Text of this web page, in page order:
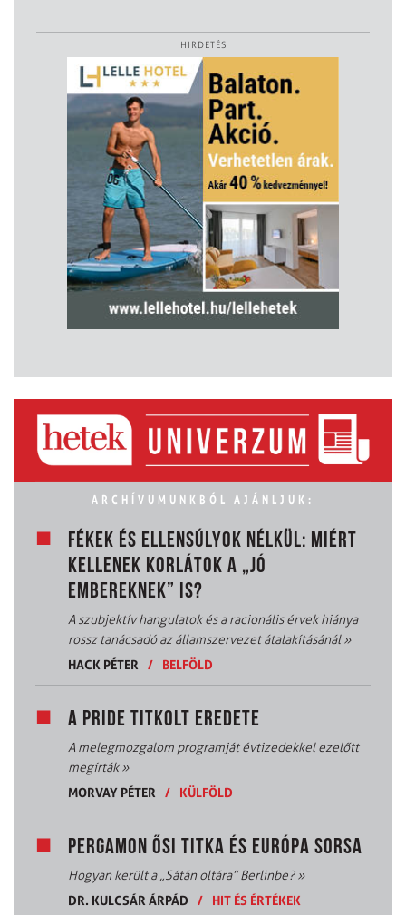
HIRDETÉS
ARCHÍVUMUNKBÓL AJÁNLJUK:
FÉKEK ÉS ELLENSÚLYOK NÉLKÜL: MIÉRT
KELLENEK KORLÁTOK A „JÓ
EMBEREKNEK” IS?
A szubjektív hangulatok és a racionális érvek hiánya
rossz tanácsadó az államszervezet átalakításánál»
HACK PÉTER / BELFÖLD
A PRIDE TITKOLT EREDETE
A melegmozgalom programját évtizedekkel ezelőtt
megírták»
MORVAY PÉTER / KÜLFÖLD
PERGAMON ŐSI TITKA ÉS EURÓPA SORSA
Hogyan került a „Sátán oltára” Berlinbe?»
DR. KULCSÁR ÁRPÁD
/ HIT ÉS ÉRTÉKEK